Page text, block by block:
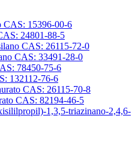
CAS: 15396-00-6
24801-88-5
CAS: 26115-72-0
CAS: 33491-28-0
78450-75-6
132112-76-6
CAS: 26115-70-8
CAS: 82194-46-5
1,3,5-triazinano-2,4,6-